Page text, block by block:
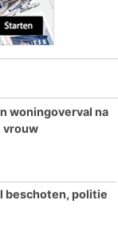
woningoverval na
vrouw
beschoten, politie